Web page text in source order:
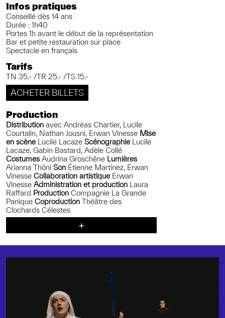
Infos pratiques
Conseillé dès 14 ans
Durée : 1h40
Portes 1h avant le début de la représentation
Bar et petite restauration sur place
Spectacle en français
Tarifs
TN 35.- /TR 25.- /TS 15.-
ACHETER BILLETS
Production
Distribution avec Andréas Chartier, Lucile
Courtalin, Nathan Jousni, Erwan Vinesse Mise
en scène Lucile Lacaze Scénographie Lucile
Lacaze, Gabin Bastard, Adèle Collé
Costumes Audrina Groschêne Lumières
Arianna Thöni Son Étienne Martinez, Erwan
Vinesse Collaboration artistique Erwan
Vinesse Administration et production Laura
Raffard Production Compagnie La Grande
Panique Coproduction Théâtre des
Clochards Célestes